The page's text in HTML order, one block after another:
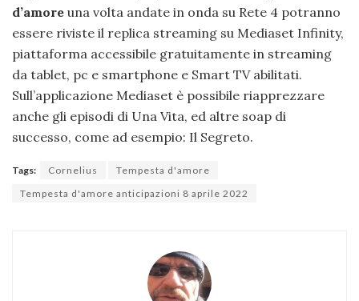
d’amore una volta andate in onda su Rete 4 potranno
essere riviste il replica streaming su Mediaset Infinity,
piattaforma accessibile gratuitamente in streaming
da tablet, pc e smartphone e Smart TV abilitati.
Sull’applicazione Mediaset è possibile riapprezzare
anche gli episodi di Una Vita, ed altre soap di
successo, come ad esempio: Il Segreto.
Tags: Cornelius
Tempesta d'amore
Tempesta d'amore anticipazioni 8 aprile 2022